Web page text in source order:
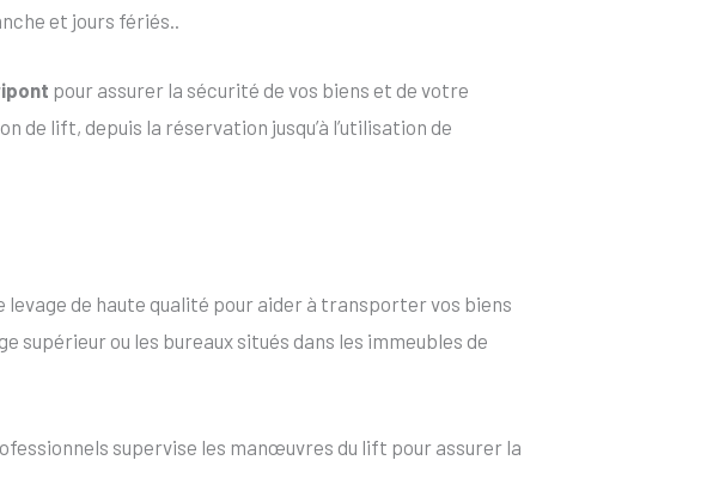
et jours fériés..
pour assurer la sécurité de vos biens et de votre
de lift, depuis la réservation jusqu’à l’utilisation de
levage de haute qualité pour aider à transporter vos biens
supérieur ou les bureaux situés dans les immeubles de
supervise les manœuvres du lift pour assurer la